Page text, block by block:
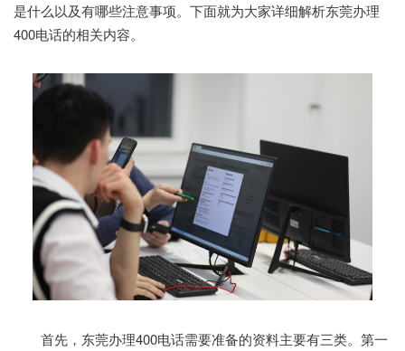
是什么以及有哪些注意事项。下面就为大家详细解析东莞办理
400电话的相关内容。
首先，东莞办理400电话需要准备的资料主要有三类。第一